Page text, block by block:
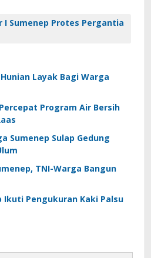
I Sumenep Protes Pergantia
Layak Bagi Warga
Program Air Bersih
Sumenep Sulap Gedung
TNI-Warga Bangun
Ikuti Pengukuran Kaki Palsu